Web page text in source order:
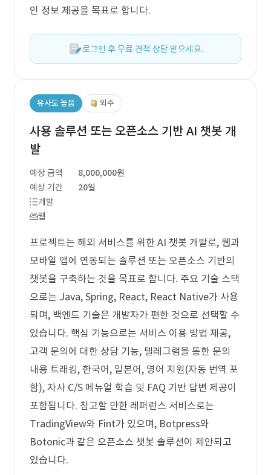
인 정보 제공을 목표로 합니다.
로그인 후 무료 견적 상담 받으세요.
유사도 높음 외주
사용 솔루션 또는 오픈소스 기반 AI 챗봇 개
발
예상 금액
8,000,000원
예상 기간
20일
개발
웹
프로젝트는 해외 서비스를 위한 AI 챗봇 개발로, 웹과
모바일 앱에 연동되는 솔루션 또는 오픈소스 기반의
챗봇을 구축하는 것을 목표로 합니다. 주요 기술 스택
으로는 Java, Spring, React, React Native가 사용
되며, 백엔드 기술은 개발자가 편한 것으로 선택할 수
있습니다. 핵심 기능으로는 서비스 이용 방법 제공,
고객 문의에 대한 상담 기능, 텔레그램을 통한 문의
내용 트래킹, 한국어, 일본어, 영어 지원(자동 번역 포
함), 자사 C/S 메뉴얼 학습 및 FAQ 기반 답변 제공이
포함됩니다. 참고할 만한 레퍼런스 서비스로는
TradingView와 Fint가 있으며, Botpress와
Botonic과 같은 오픈소스 챗봇 솔루션이 제안되고
있습니다.